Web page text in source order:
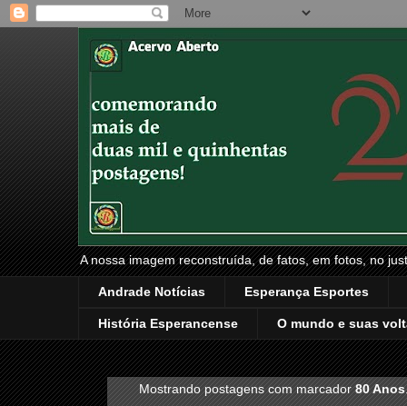
A nossa imagem reconstruída, de fatos, em fotos, no
Andrade Notícias Esperança Esportes
História Esperancense O mundo e suas
Mostrando postagens com marcador80 Anos